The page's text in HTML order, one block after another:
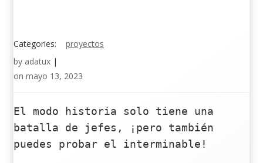
Categories:
proyectos
by adatux |
on mayo 13, 2023
El modo historia solo tiene una
batalla de jefes, ¡pero también
puedes probar el interminable!